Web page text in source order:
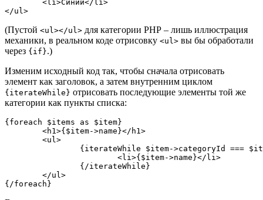
(Пустой <ul></ul> для категории PHP – лишь иллюстрация
механики, в реальном коде отрисовку <ul> вы бы обработали
через {if}.)
Изменим исходный код так, чтобы сначала отрисовать
элемент как заголовок, а затем внутренним циклом
{iterateWhile} отрисовать последующие элементы той же
категории как пункты списка:
{foreach $items as $item}